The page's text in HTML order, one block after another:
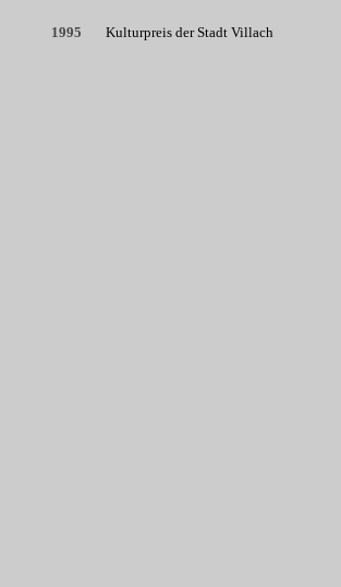
1995 Kulturpreis der Stadt Villach